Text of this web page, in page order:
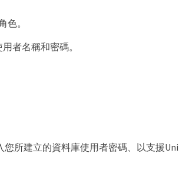
。
者名稱和密碼。
所建立的資料庫使用者密碼、以支援